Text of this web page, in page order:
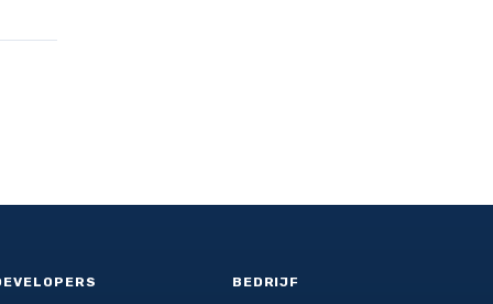
BEDRIJF